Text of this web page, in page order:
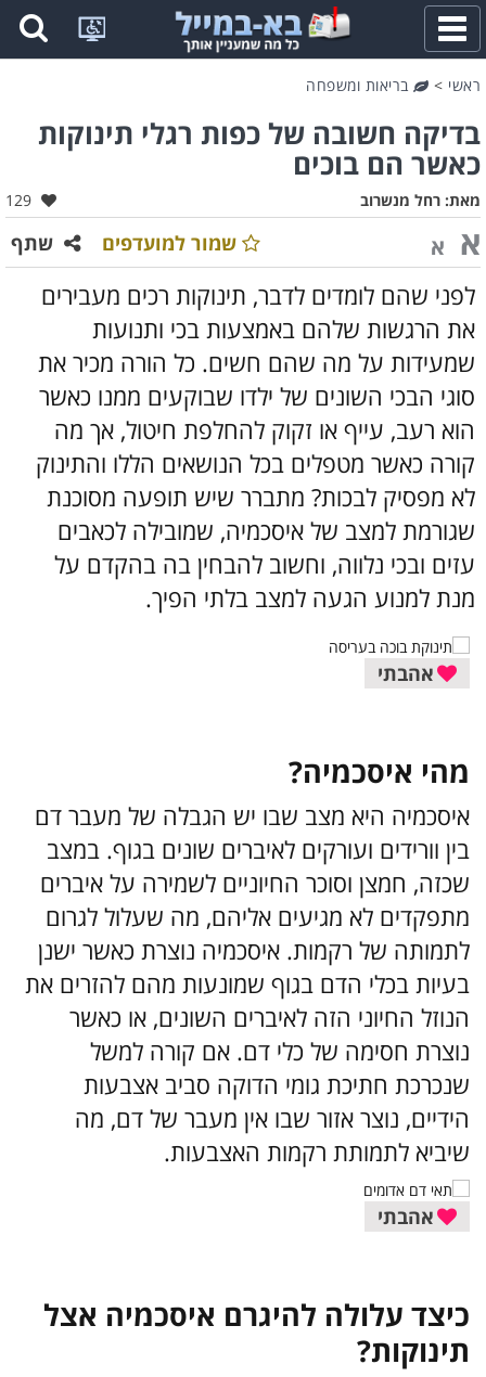
פתח
תפריט
ראשי > בריאות ומשפחה
בדיקה חשובה של כפות רגלי תינוקות
כאשר הם בוכים
מאת: רחל מנשרוב אהבו:
129
א א שתף שמור למועדפים
לפני שהם לומדים לדבר, תינוקות רכים מעבירים
את הרגשות שלהם באמצעות בכי ותנועות
שמעידות על מה שהם חשים. כל הורה מכיר את
סוגי הבכי השונים של ילדו שבוקעים ממנו כאשר
הוא רעב, עייף או זקוק להחלפת חיטול, אך מה
קורה כאשר מטפלים בכל הנושאים הללו והתינוק
לא מפסיק לבכות? מתברר שיש תופעה מסוכנת
שגורמת למצב של איסכמיה, שמובילה לכאבים
עזים ובכי נלווה, וחשוב להבחין בה בהקדם על
מנת למנוע הגעה למצב בלתי הפיך.
אהבתי
מהי איסכמיה?
איסכמיה היא מצב שבו יש הגבלה של מעבר דם
בין וורידים ועורקים לאיברים שונים בגוף. במצב
שכזה, חמצן וסוכר החיוניים לשמירה על איברים
מתפקדים לא מגיעים אליהם, מה שעלול לגרום
לתמותה של רקמות. איסכמיה נוצרת כאשר ישנן
בעיות בכלי הדם בגוף שמונעות מהם להזרים את
הנוזל החיוני הזה לאיברים השונים, או כאשר
נוצרת חסימה של כלי דם. אם קורה למשל
שנכרכת חתיכת גומי הדוקה סביב אצבעות
הידיים, נוצר אזור שבו אין מעבר של דם, מה
שיביא לתמותת רקמות האצבעות.
אהבתי
כיצד עלולה להיגרם איסכמיה אצל
תינוקות?